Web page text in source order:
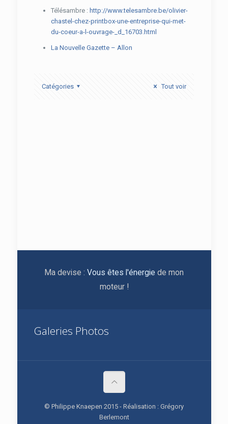
Télésambre : http://www.telesambre.be/olivier-
chastel-chez-printbox-une-entreprise-qui-met-
du-coeur-a-l-ouvrage-_d_16703.html
La Nouvelle Gazette – Allon
Catégories Tout voir
Ma devise : Vous êtes l'énergie de mon
moteur !
Galeries Photos
© Philippe Knaepen 2015 - Réalisation : Grégory
Berlemont